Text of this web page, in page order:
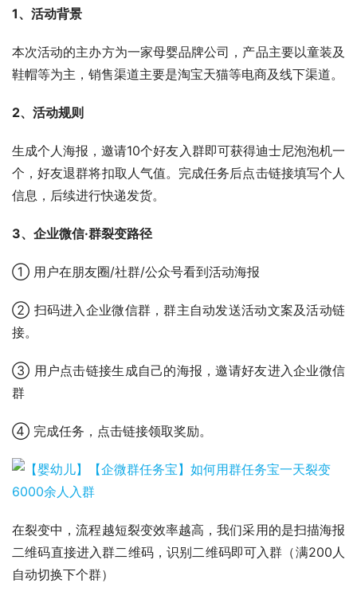
1、活动背景
本次活动的主办方为一家母婴品牌公司，产品主要以童装及
鞋帽等为主，销售渠道主要是淘宝天猫等电商及线下渠道。
2、活动规则
生成个人海报，邀请10个好友入群即可获得迪士尼泡泡机一
个，好友退群将扣取人气值。完成任务后点击链接填写个人
信息，后续进行快递发货。
3、企业微信·群裂变路径
① 用户在朋友圈/社群/公众号看到活动海报
② 扫码进入企业微信群，群主自动发送活动文案及活动链
接。
③ 用户点击链接生成自己的海报，邀请好友进入企业微信
群
④ 完成任务，点击链接领取奖励。
在裂变中，流程越短裂变效率越高，我们采用的是扫描海报
二维码直接进入群二维码，识别二维码即可入群（满200人
自动切换下个群）